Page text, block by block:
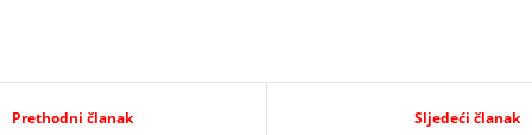
Prethodni članak Sljedeći članak